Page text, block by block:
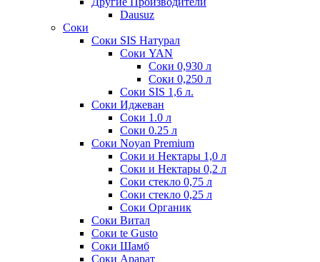
Dausuz
Соки
Соки SIS Натурал
Соки YAN
Соки 0,930 л
Соки 0,250 л
Соки SIS 1,6 л.
Соки Иджеван
Соки 1.0 л
Соки 0.25 л
Соки Noyan Premium
Соки и Нектары 1,0 л
Соки и Нектары 0,2 л
Соки стекло 0,75 л
Соки стекло 0,25 л
Соки Органик
Соки Витал
Соки te Gusto
Соки Шамб
Соки Арарат